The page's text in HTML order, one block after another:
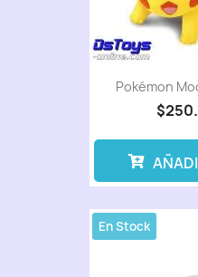
Pokémon
En Stock